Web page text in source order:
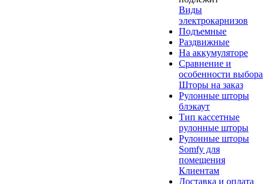
Виды
электрокарнизов
Подъемные
Раздвижные
На аккумуляторе
Сравнение и
особенности выбора
Шторы на заказ
Рулонные шторы
блэкаут
Тип кассетные
рулонные шторы
Рулонные шторы
Somfy для
помещения
Клиентам
Доставка и оплата